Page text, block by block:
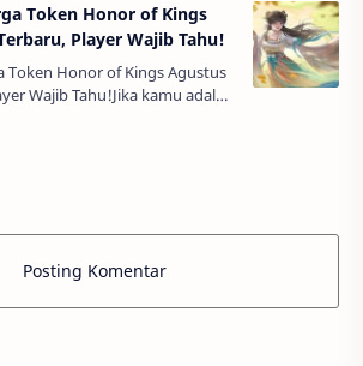
Token Honor of Kings
Player Wajib Tahu!
Token Honor of Kings Agustus
Wajib Tahu!Jika kamu adalah
Honor of Kings,
harga token terbaru ada…
Posting Komentar